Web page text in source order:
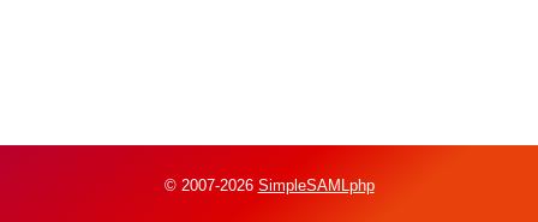
© 2007-2026 SimpleSAMLphp